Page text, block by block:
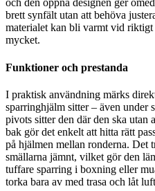
och den öppna designen ger
brett synfält utan att behöva
materialet kan bli varmt vid riktigt
mycket.
Funktioner och prestanda
I praktisk användning märks
sparringhjälm sitter – även under
pivots sitter den där den ska utan
bak gör det enkelt att hitta rätt
på hjälmen mellan ronderna. Det
smällarna jämnt, vilket gör den
tuffare sparring i boxning eller
torka bara av med trasa och låt